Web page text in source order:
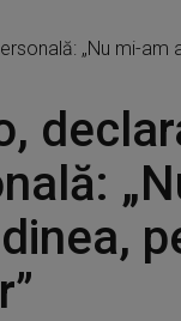
„Nu mi-am